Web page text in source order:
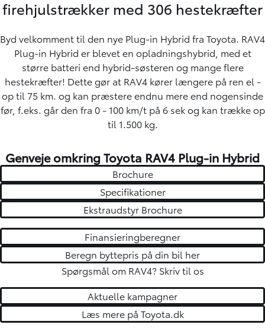
firehjulstrækker med 306 hestekræfter
Byd velkomment til den nye Plug-in Hybrid fra Toyota. RAV4
Plug-in Hybrid er blevet en opladningshybrid, med et
større batteri end hybrid-søsteren og mange flere
hestekræfter! Dette gør at RAV4 kører længere på ren el -
op til 75 km. og kan præstere endnu mere end nogensinde
før, f.eks. går den fra 0 - 100 km/t på 6 sek og kan trække op
til 1.500 kg.
Genveje omkring Toyota RAV4 Plug-in Hybrid
Brochure
Specifikationer
Ekstraudstyr Brochure
Finansieringberegner
Beregn byttepris på din bil her
Spørgsmål om RAV4? Skriv til os
Aktuelle kampagner
Læs mere på Toyota.dk